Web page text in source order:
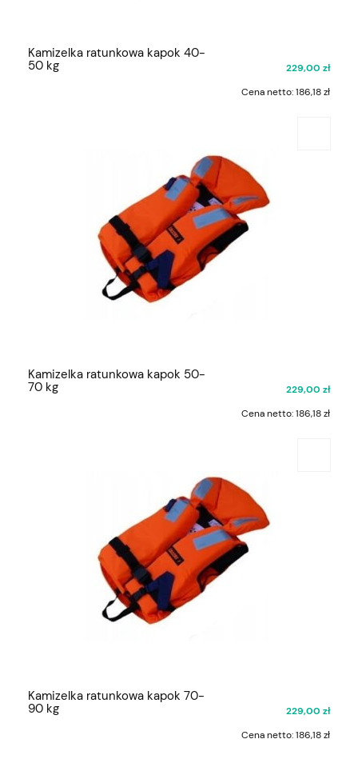
Kamizelka ratunkowa kapok 40-
50 kg
229,00 zł
Cena netto:186,18 zł
Kamizelka ratunkowa kapok 50-
70 kg
229,00 zł
Cena netto:186,18 zł
Kamizelka ratunkowa kapok 70-
90 kg
229,00 zł
Cena netto:186,18 zł